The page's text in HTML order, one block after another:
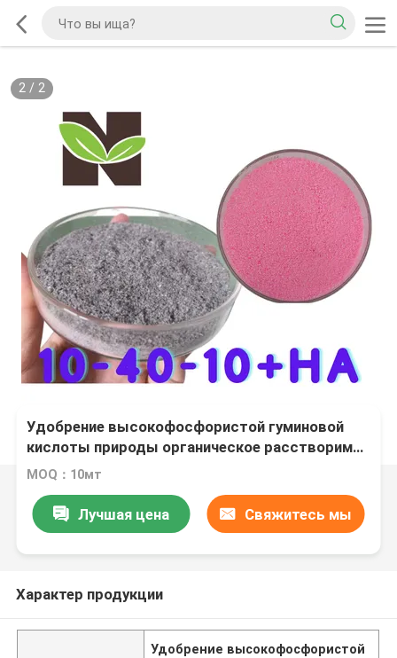
2/ 2
Удобрение высокофосфористой гуминовой
кислоты природы органическое расстворимое
в воде
MOQ：10мт
Лучшая цена Свяжитесь мы
Характер продукции
Удобрение высокофосфористой